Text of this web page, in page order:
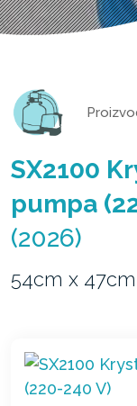
SX2100
pumpa
(2026)
54cm x